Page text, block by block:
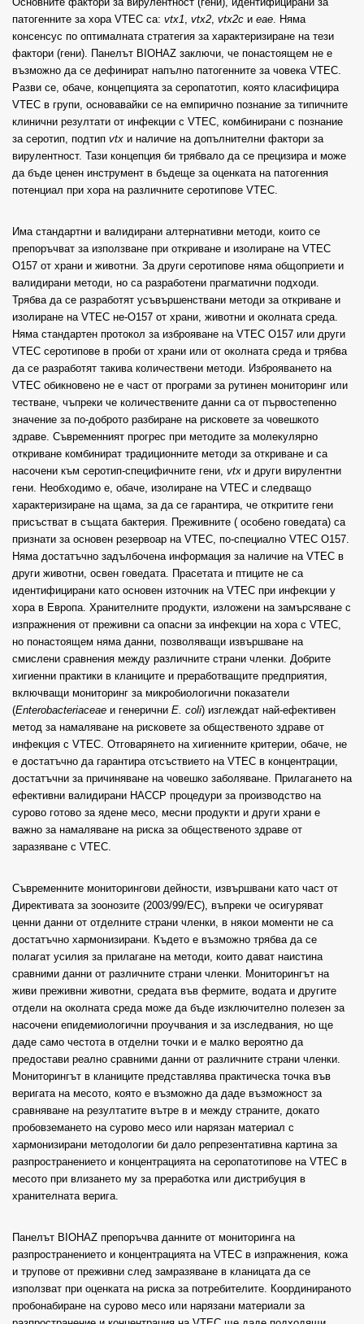
патогенните за хора VTEC са: vtx1 vtx2 vtx2c и eae . Няма
консенсус по оптималната стратегия за характеризиране на тези
фактори (гени). Панелът BIOHAZ заключи, че понастоящем не е
възможно да се дефинират напълно патогенните за човека VTEC.
Разви се, обаче, концепцията за серопатотип, която класифицира
VTEC в групи, основавайки се на емпирично познание за типичните
клинични резултати от инфекции с VTEC, комбинирани с познание
за серотип, подтип vtx и наличие на допълнителни фактори за
вирулентност. Тази концепция би трябвало да се прецизира и може
да бъде ценен инструмент в бъдеще за оценката на патогенния
потенциал при хора на различните серотипове VTEC.
Има стандартни и валидирани алтернативни методи, които се
препоръчват за използване при откриване и изолиране на VTEC
O157 от храни и животни. За други серотипове няма общоприети и
валидирани методи, но са разработени прагматични подходи.
Трябва да се разработят усъвършенствани методи за откриване и
изолиране на VTEC не-O157 от храни, животни и околната среда.
Няма стандартен протокол за изброяване на VTEC O157 или други
VTEC серотипове в проби от храни или от околната среда и трябва
да се разработят такива количествени методи. Изброяването на
VTEC обикновено не е част от програми за рутинен мониторинг или
тестване, чъпреки че количествените данни са от първостепенно
значение за по-доброто разбиране на рисковете за човешкото
здраве. Съвременният прогрес при методите за молекулярно
откриване комбинират традиционните методи за откриване и са
насочени към серотип-специфичните гени, vtx и други вирулентни
гени. Необходимо е, обаче, изолиране на VTEC и следващо
характеризиране на щама, за да се гарантира, че откритите гени
присъстват в същата бактерия. Преживните ( особено говедата) са
признати за основен резервоар на VTEC, по-специално VTEC O157.
Няма достатъчно задълбочена информация за наличие на VTEC в
други животни, освен говедата. Прасетата и птиците не са
идентифицирани като основен източник на VTEC при инфекции у
хора в Европа. Хранителните продукти, изложени на замърсяване с
изпражнения от преживни са опасни за инфекции на хора с VTEC,
но понастоящем няма данни, позволяващи извършване на
смислени сравнения между различните страни членки. Добрите
хигиенни практики в кланиците и преработващите предприятия,
включващи мониторинг за микробиологични показатели
(Enterobacteriaceae и генерични E. coli) изглеждат най-ефективен
метод за намаляване на рисковете за общественото здраве от
инфекция с VTEC. Отговарянето на хигиенните критерии, обаче, не
е достатъчно да гарантира отсъствието на VTEC в концентрации,
достатъчни за причиняване на човешко заболяване. Прилагането на
ефективни валидирани HACCP процедури за производство на
сурово готово за ядене месо, месни продукти и други храни е
важно за намаляване на риска за общественото здраве от
заразяване с VTEC.
Съвременните мониторингови дейности, извършвани като част от
Директивата за зоонозите (2003/99/EC), въпреки че осигуряват
ценни данни от отделните страни членки, в някои моменти не са
достатъчно хармонизирани. Където е възможно трябва да се
полагат усилия за прилагане на методи, които дават наистина
сравними данни от различните страни членки. Мониторингът на
живи преживни животни, средата във фермите, водата и другите
отдели на околната среда може да бъде изключително полезен за
насочени епидемиологични проучвания и за изследвания, но ще
даде само честота в отделни точки и е малко вероятно да
предостави реално сравними данни от различните страни членки.
Мониторингът в кланиците представлява практическа точка във
веригата на месото, която е възможно да даде възможност за
сравняване на резултатите вътре в и между страните, докато
пробовземането на сурово месо или нарязан материал с
хармонизирани методологии би дало репрезентативна картина за
разпространението и концентрацията на серопатотипове на VTEC в
месото при влизането му за преработка или дистрибуция в
хранителната верига.
Панелът BIOHAZ препоръчва данните от мониторинга на
разпространението и концентрацията на VTEC в изпражнения, кожа
и трупове от преживни след замразяване в кланицата да се
използват при оценката на риска за потребителите. Координираното
пробонабиране на сурово месо или нарязани материали за